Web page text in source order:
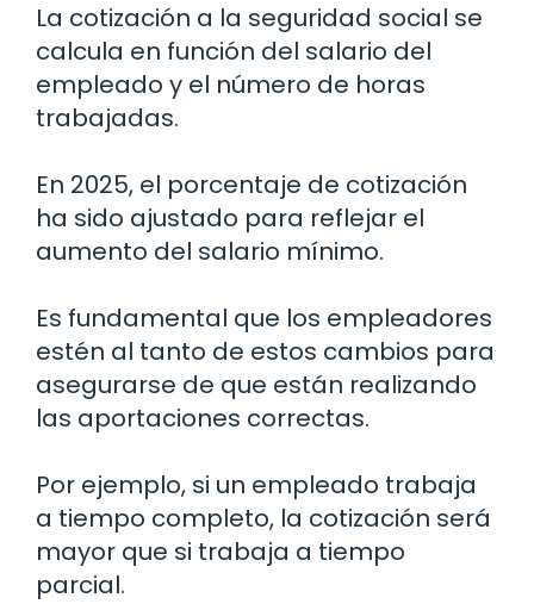
La cotización a la seguridad social se
calcula en función del salario del
empleado y el número de horas
trabajadas.
En 2025, el porcentaje de cotización
ha sido ajustado para reflejar el
aumento del salario mínimo.
Es fundamental que los empleadores
estén al tanto de estos cambios para
asegurarse de que están realizando
las aportaciones correctas.
Por ejemplo, si un empleado trabaja
a tiempo completo, la cotización será
mayor que si trabaja a tiempo
parcial.